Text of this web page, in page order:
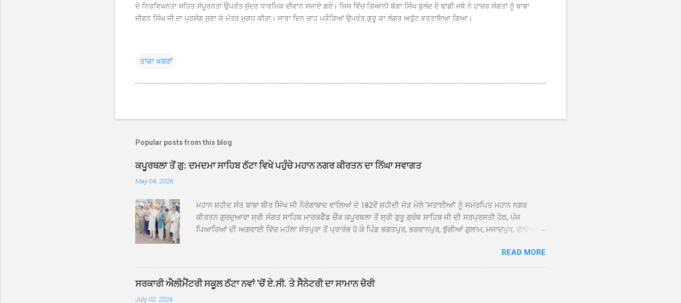
ਦੇ ਨਿਰਵਿਘਨਤਾ ਸਹਿਤ ਸੰਪੂਰਨਤਾ ਉਪਰੰਤ ਸੁੰਦਰ ਧਾਰਮਿਕ ਦੀਵਾਨ ਸਜਾਏ ਗਏ। ਜਿਸ ਵਿੱਚ ਗਿਆਨੀ ਬੱਗਾ ਸਿੰਘ ਬੁਲੰਦ ਦੇ ਢਾਡੀ ਜਥੇ ਨੇ ਹਾਜ਼ਰ ਸੰਗਤਾਂ ਨੂੰ ਬਾਬਾ
ਜੀਵਨ ਸਿੰਘ ਜੀ ਦਾ ਪ੍ਰਸੰਗ ਸੁਣਾ ਕੇ ਮੰਤਰ ਮੁਗਧ ਕੀਤਾ। ਸਾਰਾ ਦਿਨ ਚਾਹ ਪਕੌੜਿਆਂ ਉਪਰੰਤ ਗੁਰੂ ਕਾ ਲੰਗਰ ਅਤੁੱਟ ਵਰਤਾਇਆ ਗਿਆ।
ਤਾਜ਼ਾ ਖਬਰਾਂ
Popular posts from this blog
ਕਪੂਰਥਲਾ ਤੋਂ ਗੁ: ਦਮਦਮਾ ਸਾਹਿਬ ਠੱਟਾ ਵਿਖੇ ਪਹੁੰਚੇ ਮਹਾਨ ਨਗਰ ਕੀਰਤਨ ਦਾ ਨਿੱਘਾ ਸਵਾਗਤ
May 04, 2026
ਮਹਾਨ ਸ਼ਹੀਦ ਸੰਤ ਬਾਬਾ ਬੀਰ ਸਿੰਘ ਜੀ ਨੌਰੰਗਾਬਾਦ ਵਾਲਿਆਂ ਦੇ 182ਵੇਂ ਸ਼ਹੀਦੀ ਜੋੜ ਮੇਲੇ 'ਸਤਾਈਆਂ' ਨੂੰ ਸਮਰਪਿਤ ਮਹਾਨ ਨਗਰ
ਕੀਰਤਨ ਗੁਰਦੁਆਰਾ ਸ੍ਰੀ ਸੰਗਤ ਸਾਹਿਬ ਮਾਰਕਫੈੱਡ ਚੌਂਕ ਕਪੂਰਥਲਾ ਤੋਂ ਸ੍ਰੀ ਗੁਰੂ ਗ੍ਰੰਥ ਸਾਹਿਬ ਜੀ ਦੀ ਸਰਪ੍ਰਸਤੀ ਹੇਠ, ਪੰਜ
ਪਿਆਰਿਆਂ ਦੀ ਅਗਵਾਈ ਵਿੱਚ ਮਹੱਲਾ ਸੰਤਪੁਰਾ ਤੋਂ ਪ੍ਰਾਰੰਭ ਹੋ ਕੇ ਪਿੰਡ ਭਗਤਪੁਰ, ਭਗਵਾਨਪੁਰ, ਝੁੱਗੀਆਂ ਗੁਲਾਮ, ਮਜਾਦਪੁਰ, ਕੁੱਲੀਆਂ,
ਦਮਦਮਾ ਸਾਹਿਬ ਠੱਟਾ ਵਿਖੇ ਪਹੁੰਚਿਆ। ਨਗਰ ਕੀਰਤਨ ਦੇ ਗੁਰਦੁਆਰਾ ਸ੍ਰੀ ਦਮਦਮਾ ਸਾਹਿਬ ਠੱਟਾ ਵਿਖੇ ਪਹੁੰਚਣ ’ਤੇ ਮੁੱਖ ਸੇਵਾਦਾਰ
ਸੰਤ ਬਾਬਾ ਹਰਜੀਤ ਸਿੰਘ ਤੇ ਇਲਾਕੇ ਦੀਆਂ ਸੰਗਤਾਂ ਵੱਲੋਂ ਜੈਕਾਰਿਆਂ ਦੀ ਗੂੰਜ ਵਿਚ ਨਿੱਘਾ ਸਵਾਗਤ ਕੀਤਾ ਗਿਆ। ਗੁਰਦੁਆਰਾ ਸ੍ਰੀ
ਦਮਦਮਾ ਸਾਹਿਬ ਠੱਟਾ ਵਿਖੇ ਨਗਰ ਕੀਰਤਨ ਦੇ ਸਮਾਪਤੀ ਦੀ ਅਰਦਾਸ ਹੋਈ। ਇਸ ਮੌਕੇ ਪੰਜ ਪਿਆਰੇ ਸਾਹਿਬਾਨ ਤੇ ਨਗਰ ਕੀਰਤਨ ਦੇ
ਪ੍ਰਬੰਧਕਾਂ ਦਾ ਗੁਰਦੁਆਰਾ ਦਮਦਮਾ ਸਾਹਿਬ ਠੱਟਾ ਦੇ ਮੁੱਖ ਸੇਵਾਦਾਰ ਸੰਤ ਬਾਬਾ ਹਰਜੀਤ ਸਿੰਘ ਵੱਲੋਂ ਸਿਰੋਪਾਓ ਦੇ ਕੇ ਵਿਸ਼ੇਸ਼ ਤੌਰ ’ਤੇ
READ MORE
ਸਰਕਾਰੀ ਐਲੀਮੈਂਟਰੀ ਸਕੂਲ ਠੱਟਾ ਨਵਾਂ ’ਚੋਂ ਏ.ਸੀ. ਤੇ ਸੈਨੇਟਰੀ ਦਾ ਸਾਮਾਨ ਚੋਰੀ
July 02, 2026